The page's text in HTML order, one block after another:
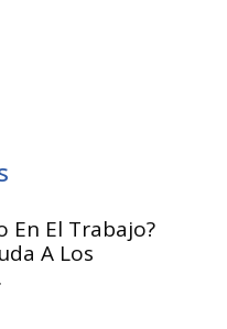
En El Trabajo?
A Los